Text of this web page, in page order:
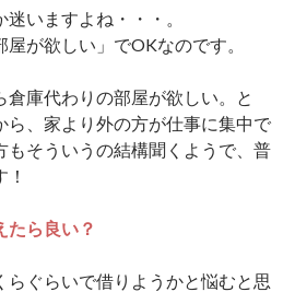
いますよね・・・。
が欲しい」でOKなのです。
庫代わりの部屋が欲しい。と
ら、家より外の方が仕事に集中で
もそういうの結構聞くようで、普
たら良い？
らぐらいで借りようかと悩むと思